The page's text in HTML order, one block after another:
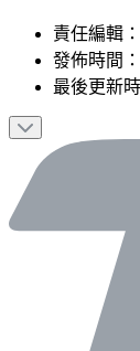
責任編輯 ：
發佈時間：
最後更新